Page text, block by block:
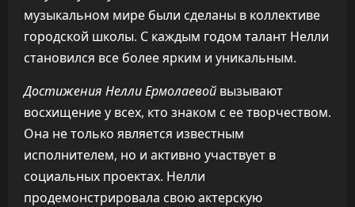
музыкальном мире были сделаны в коллективе
городской школы. С каждым годом талант Нелли
становился все более ярким и уникальным.
Достижения Нелли Ермолаевой вызывают
восхищение у всех, кто знаком с ее творчеством.
Она не только является известным
исполнителем, но и активно участвует в
социальных проектах. Нелли
продемонстрировала свою актерскую